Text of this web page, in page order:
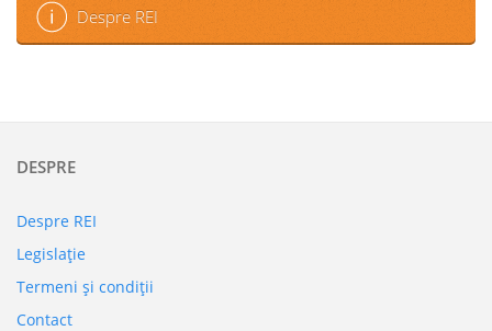
Despre REI
DESPRE
Despre REI
Legislaţie
Termeni şi condiţii
Contact